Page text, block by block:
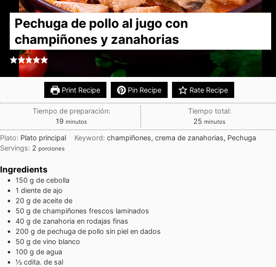
Pechuga de pollo al jugo con
champiñones y zanahorias
Print Recipe Pin Recipe Rate Recipe
Tiempo de preparación:
19 minutos
Tiempo total:
25 minutos
Plato: Plato principal Keyword:champiñones, crema de zanahorias, Pechuga
Servings: 2 porciones
Ingredients
150 g de cebolla
1 diente de ajo
20 g de aceite de
50 g de champiñones frescos laminados
40 g de zanahoria en rodajas finas
200 g de pechuga de pollo sin piel en dados
50 g de vino blanco
100 g de agua
½ cdita. de sal